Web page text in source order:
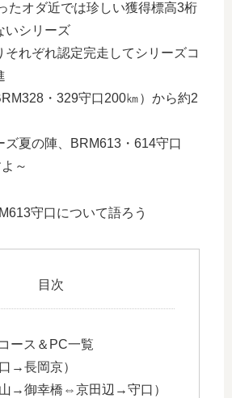
たオダ近では珍しい獲得標高3桁
いシリーズ
それぞれ認定完走してシリーズコ
・329守口200㎞）から約2
ズ夏の陣、BRM613・614守口
～
守口について語ろう
目次
ース＆PC一覧
→長岡京）
→御幸橋⇔京田辺→守口）